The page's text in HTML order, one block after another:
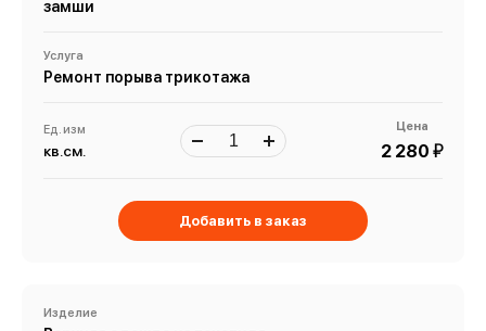
замши
Услуга
Ремонт порыва трикотажа
Ед. изм
кв.см.
Цена
2 280 й
Добавить в заказ
Изделие